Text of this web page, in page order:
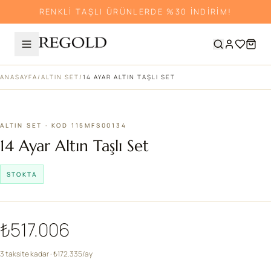
RENKLİ TAŞLI ÜRÜNLERDE %30 İNDİRİM!
ANASAYFA/ ALTIN SET/ 14 AYAR ALTIN TAŞLI SET
ALTIN SET · KOD 115MFS00134
14 Ayar Altın Taşlı Set
STOKTA
₺517.006
3 taksite kadar · ₺172.335/ay